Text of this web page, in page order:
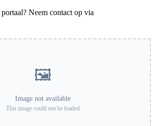
Neem contact op via
🖼️
Image not available
This image could not be loaded